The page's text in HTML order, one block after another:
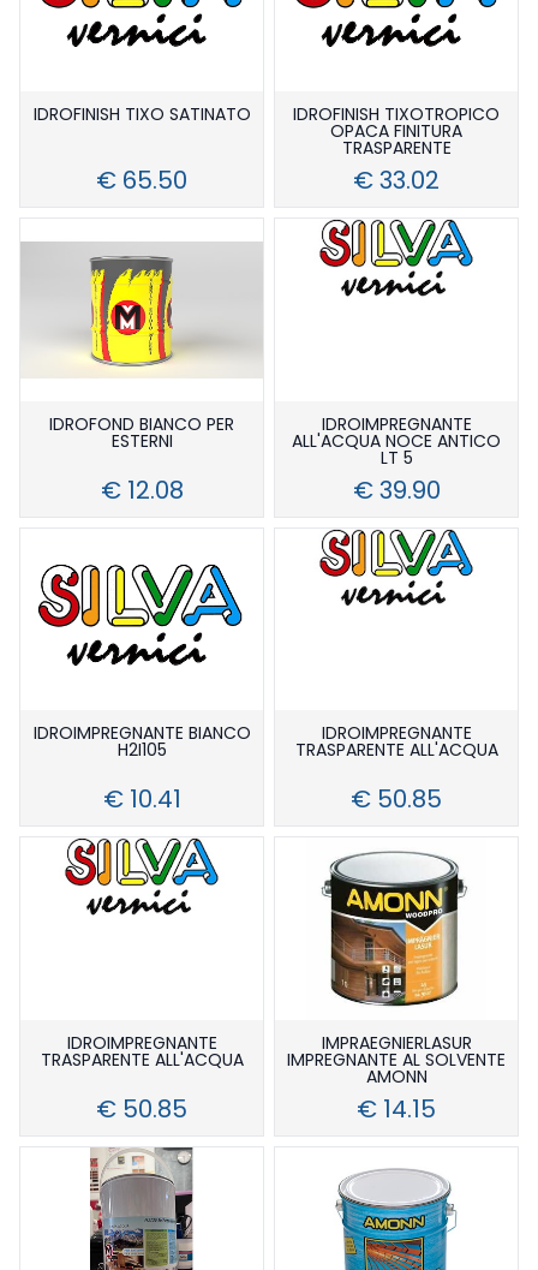
IDROFINISH TIXO SATINATO
€ 65.50
IDROFINISH TIXOTROPICO
OPACA FINITURA
TRASPARENTE
€ 33.02
IDROFOND BIANCO PER
ESTERNI
€ 12.08
IDROIMPREGNANTE
ALL'ACQUA NOCE ANTICO
LT 5
€ 39.90
IDROIMPREGNANTE BIANCO
H2I105
€ 10.41
IDROIMPREGNANTE
TRASPARENTE ALL'ACQUA
€ 50.85
IDROIMPREGNANTE
TRASPARENTE ALL'ACQUA
€ 50.85
IMPRAEGNIERLASUR
IMPREGNANTE AL SOLVENTE
AMONN
€ 14.15